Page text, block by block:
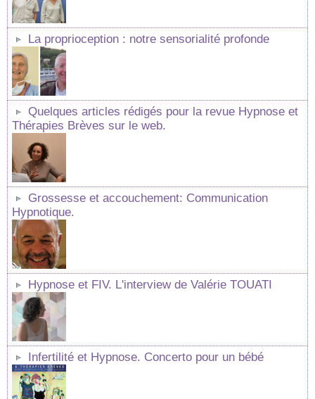
La proprioception : notre sensorialité profonde
Quelques articles rédigés pour la revue Hypnose et
Thérapies Brèves sur le web.
Grossesse et accouchement: Communication
Hypnotique.
Hypnose et FIV. L'interview de Valérie TOUATI
Infertilité et Hypnose. Concerto pour un bébé